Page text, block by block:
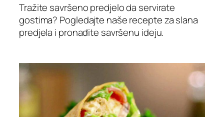
Tražite savršeno predjelo da servirate
gostima? Pogledajte naše recepte za slana
predjela i pronađite savršenu ideju.